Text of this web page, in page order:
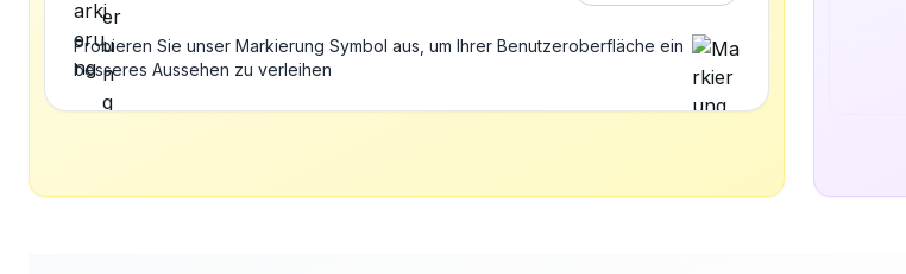
Probieren Sie unser Markierung Symbol aus, um Ihrer Benutzeroberfläche ein
besseres Aussehen zu verleihen